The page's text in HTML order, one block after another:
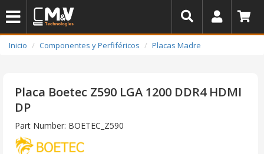
Inicio Componentes y Perfiféricos Placas Madre
Placa Boetec Z590 LGA 1200 DDR4 HDMI
DP
Part Number: BOETEC_Z590